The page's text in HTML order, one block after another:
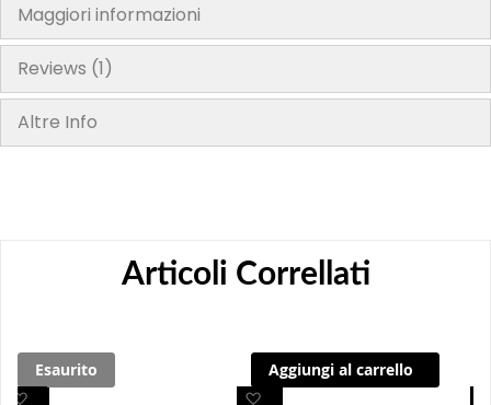
Maggiori informazioni
Reviews 1
Altre Info
Articoli Correllati
Esaurito Aggiungi al carrello